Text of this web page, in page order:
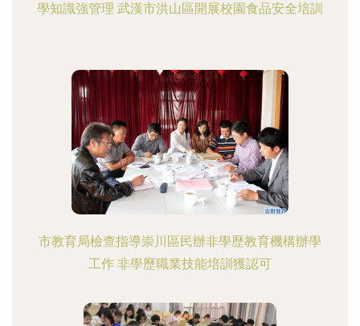
學知識強管理 武漢市洪山區開展校園食品安全培訓
市教育局檢查指導崇川區民辦非學歷教育機構辦學
工作 非學歷職業技能培訓獲認可